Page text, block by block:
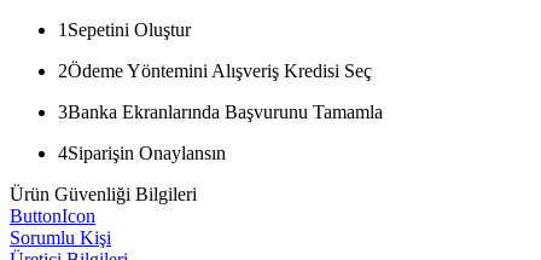
1 Sepetini Oluştur
2Ödeme Yöntemini Alışveriş Kredisi Seç
3Banka Ekranlarında Başvurunu Tamamla
4Siparişin Onaylansın
Ürün Güvenliği Bilgileri
ButtonIcon
Sorumlu Kişi